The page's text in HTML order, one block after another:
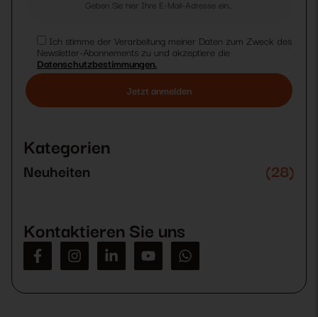
Ich stimme der Verarbeitung meiner Daten zum Zweck des
Newsletter-Abonnements zu und akzeptiere die
Datenschutzbestimmungen.
Feld
Kategorien
Neuheiten (28)
Kontaktieren Sie uns